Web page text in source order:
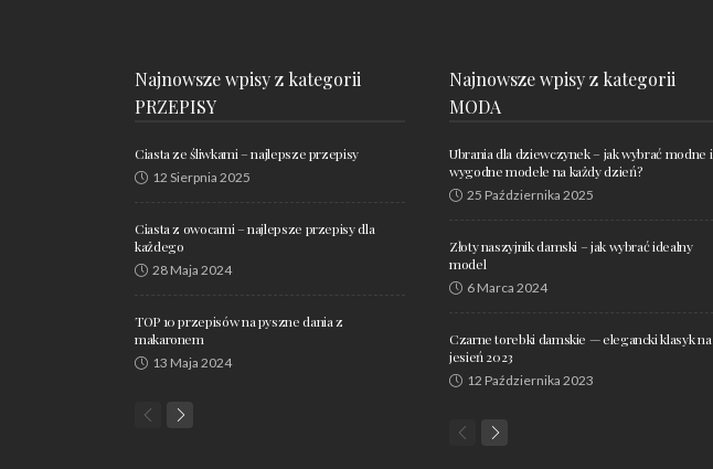
Najnowsze wpisy z kategorii
PRZEPISY
Ciasta ze śliwkami – najlepsze przepisy
12 Sierpnia 2025
Ciasta z owocami – najlepsze przepisy dla
każdego
28 Maja 2024
TOP 10 przepisów na pyszne dania z
makaronem
13 Maja 2024
Najnowsze wpisy z kategorii
MODA
Ubrania dla dziewczynek – jak wybrać modne i
wygodne modele na każdy dzień?
25 Października 2025
Złoty naszyjnik damski – jak wybrać idealny
model
6 Marca 2024
Czarne torebki damskie — elegancki klasyk na
jesień 2023
12 Października 2023